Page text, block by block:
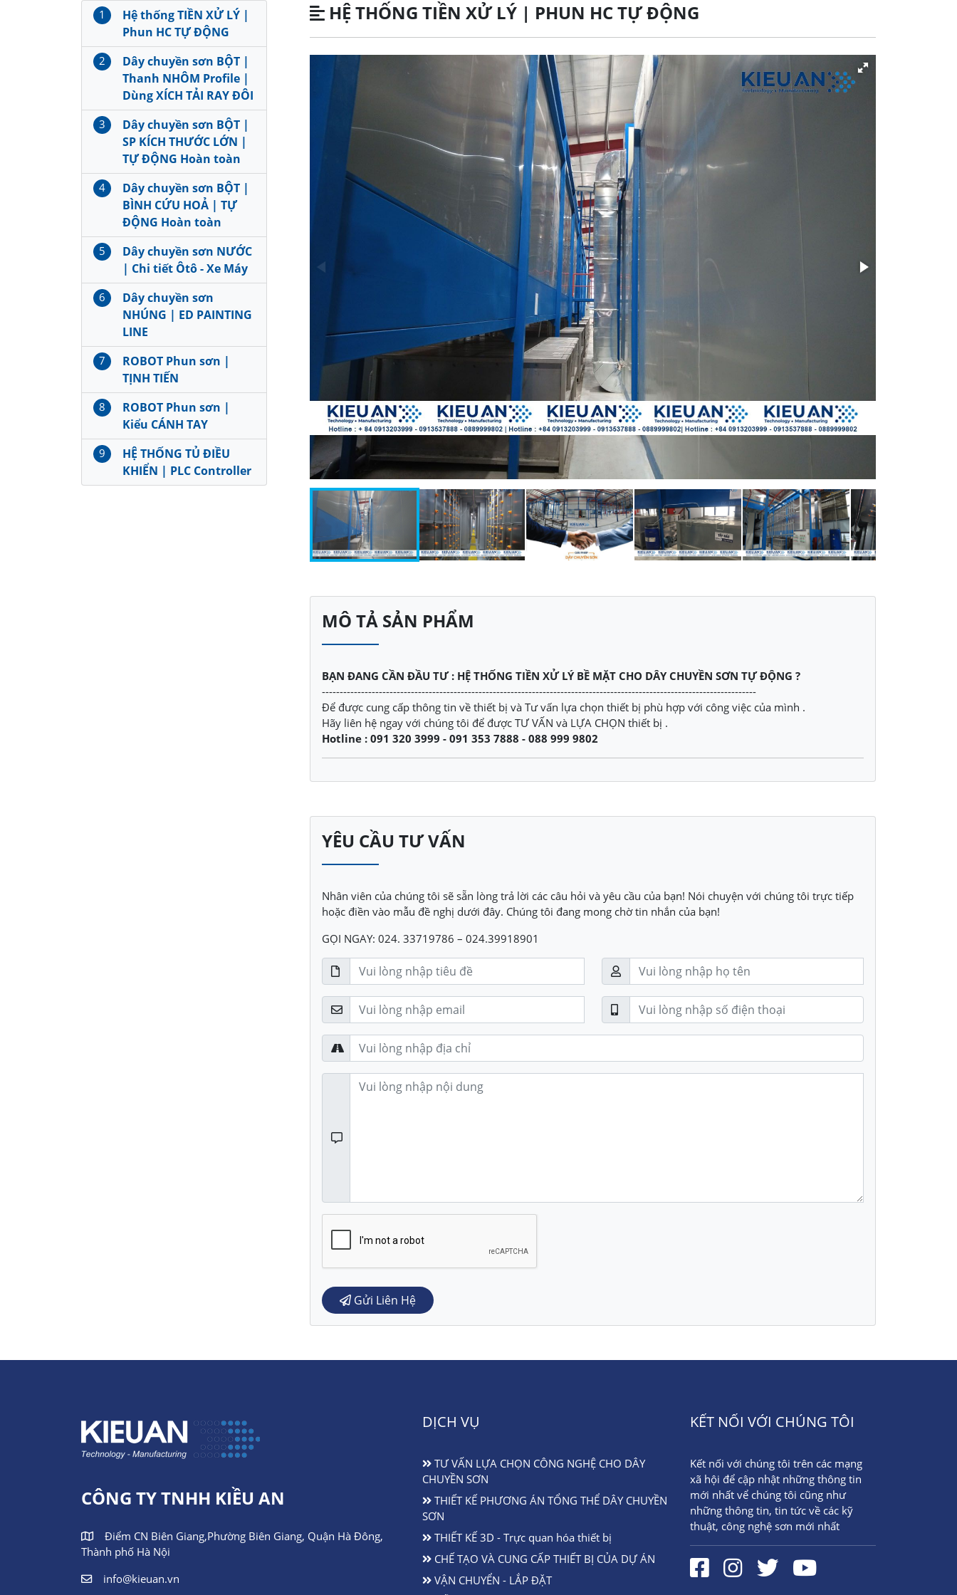
HỆ THỐNG TIỀN XỬ LÝ | PHUN HC TỰ ĐỘNG
MÔ TẢ SẢN PHẨM
BẠN ĐANG CẦN ĐẦU TƯ : HỆ THỐNG TIỀN XỬ LÝ BỀ MẶT CHO DÂY CHUYỀN SƠN TỰ ĐỘNG ?
--------------------------------------------------------------------------------------------------------------------------
Để được cung cấp thông tin về thiết bị và Tư vấn lựa chọn thiết bị phù hợp với công việc của mình .
Hãy liên hệ ngay với chúng tôi để được TƯ VẤN và LỰA CHỌN thiết bị .
Hotline : 091 320 3999 - 091 353 7888 - 088 999 9802
YÊU CẦU TƯ VẤN
Nhân viên của chúng tôi sẽ sẵn lòng trả lời các câu hỏi và yêu cầu của bạn! Nói chuyện với chúng tôi trực tiếp
hoặc điền vào mẫu đề nghị dưới đây. Chúng tôi đang mong chờ tin nhắn của bạn!
GỌI NGAY: 024. 33719786 – 024.39918901
Gửi Liên Hệ
1
Hệ thống TIỀN XỬ LÝ |
Phun HC TỰ ĐỘNG
2
Dây chuyền sơn BỘT |
Thanh NHÔM Profile |
Dùng XÍCH TẢI RAY ĐÔI
3
Dây chuyền sơn BỘT |
SP KÍCH THƯỚC LỚN |
TỰ ĐỘNG Hoàn toàn
4
Dây chuyền sơn BỘT |
BÌNH CỨU HOẢ | TỰ
ĐỘNG Hoàn toàn
5
Dây chuyền sơn NƯỚC
| Chi tiết Ôtô - Xe Máy
6
Dây chuyền sơn
NHÚNG | ED PAINTING
LINE
7
ROBOT Phun sơn |
TỊNH TIẾN
8
ROBOT Phun sơn |
Kiểu CÁNH TAY
9
HỆ THỐNG TỦ ĐIỀU
KHIỂN | PLC Controller
CÔNG TY TNHH KIỀU AN
Điểm CN Biên Giang,Phường Biên Giang, Quận Hà Đông,
Thành phố Hà Nội
info@kieuan.vn
DỊCH VỤ
TƯ VẤN LỰA CHỌN CÔNG NGHỆ CHO DÂY
CHUYỀN SƠN
THIẾT KẾ PHƯƠNG ÁN TỔNG THỂ DÂY CHUYỀN
SƠN
THIẾT KẾ 3D - Trực quan hóa thiết bị
CHẾ TẠO VÀ CUNG CẤP THIẾT BỊ CỦA DỰ ÁN
VẬN CHUYỂN - LẮP ĐẶT
KẾT NỐI VỚI CHÚNG TÔI
Kết nối với chúng tôi trên các mạng
xã hội để cập nhật những thông tin
mới nhất vể chúng tôi cũng như
những thông tin, tin tức về các kỹ
thuật, công nghệ sơn mới nhất